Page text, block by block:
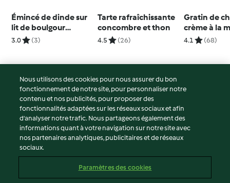
Émincé de dinde sur
lit de boulgour
complet
3.0 (3)
Tarte rafraîchissante
concombre et thon
4.5 (26)
Gratin de
crème à la
et fromage
4.1 (68)
© Copyright 2026
Conditions d'utilisation
Politique de confidentialité
Non-responsabilité
Mentions légales
Contenu du rapport
Nous utilisons des cookies pour nous assurer du bon
fonctionnement de notre site, pour personnaliser notre
contenu et nos publicités, pour proposer des
fonctionnalités adaptées sur les réseaux sociaux et afin
d’analyser notre trafic. Nous partageons également des
informations quant à votre navigation sur notre site avec
nos partenaires analytiques, publicitaires et de réseaux
sociaux.
Paramètres des cookies